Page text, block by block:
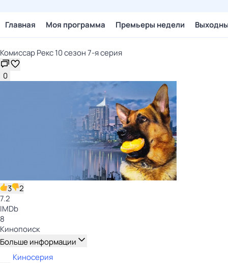
Главная Моя программа Премьеры недели
Комиссар Рекс 10 сезон 7-я серия
0
3
2
7.2
IMDb
8
Кинопоиск
Больше информации
Киносерия